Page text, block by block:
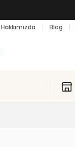
Hakkımızda Blog